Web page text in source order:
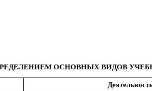
ОСНОВНЫХ ВИДОВ